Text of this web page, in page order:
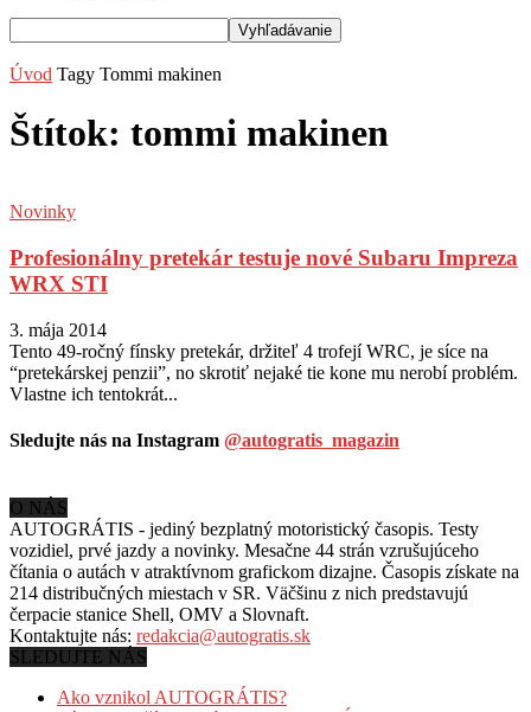
Úvod Tagy Tommi makinen
Štítok: tommi makinen
Novinky
Profesionálny pretekár testuje nové Subaru Impreza
WRX STI
3. mája 2014
Tento 49-ročný fínsky pretekár, držiteľ 4 trofejí WRC, je síce na
“pretekárskej penzii”, no skrotiť nejaké tie kone mu nerobí problém.
Vlastne ich tentokrát...
Sledujte nás na Instagram @autogratis_magazin
O NÁS
AUTOGRÁTIS - jediný bezplatný motoristický časopis. Testy
vozidiel, prvé jazdy a novinky. Mesačne 44 strán vzrušujúceho
čítania o autách v atraktívnom grafickom dizajne. Časopis získate na
214 distribučných miestach v SR. Väčšinu z nich predstavujú
čerpacie stanice Shell, OMV a Slovnaft.
Kontaktujte nás: redakcia@autogratis.sk
SLEDUJTE NÁS
Ako vznikol AUTOGRÁTIS?